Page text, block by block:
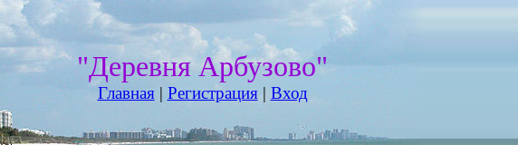
"Деревня Арбузово"
Главная| Регистрация| Вход